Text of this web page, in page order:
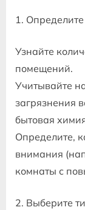
1.
Узнайте
помещений.
Учитывайте
загрязнения
бытовая
Определите,
внимания
комнаты с
2. Выберите